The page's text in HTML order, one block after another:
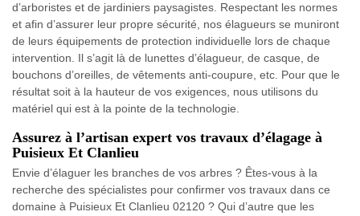
d’arboristes et de jardiniers paysagistes. Respectant les normes
et afin d’assurer leur propre sécurité, nos élagueurs se muniront
de leurs équipements de protection individuelle lors de chaque
intervention. Il s’agit là de lunettes d’élagueur, de casque, de
bouchons d’oreilles, de vêtements anti-coupure, etc. Pour que le
résultat soit à la hauteur de vos exigences, nous utilisons du
matériel qui est à la pointe de la technologie.
Assurez à l’artisan expert vos travaux d’élagage à
Puisieux Et Clanlieu
Envie d’élaguer les branches de vos arbres ? Êtes-vous à la
recherche des spécialistes pour confirmer vos travaux dans ce
domaine à Puisieux Et Clanlieu 02120 ? Qui d’autre que les